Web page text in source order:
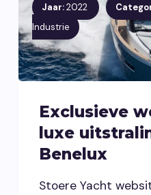
Jaar:2022
Industrie
Exclusieve
luxe
Benelux
Stoere Yacht